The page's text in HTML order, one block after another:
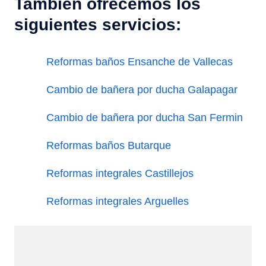
siguientes servicios:
Reformas baños Ensanche de Vallecas
Cambio de bañera por ducha Galapagar
Cambio de bañera por ducha San Fermin
Reformas baños Butarque
Reformas integrales Castillejos
Reformas integrales Arguelles